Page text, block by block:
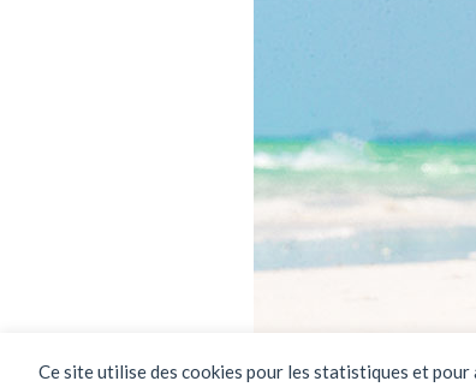
Ce site utilise des cookies pour les statistiques et